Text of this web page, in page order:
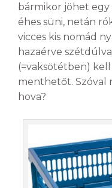
bármikor jöhet egy
éhes süni, netán
vicces kis nomád
hazaérve
(=vaksötétben)
menthetőt. Szóval
hova?